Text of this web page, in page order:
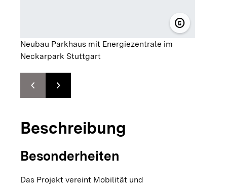
copyright© Christina
Neubau Parkhaus mit Energiezentrale im
Neckarpark Stuttgart
chevron_leftZur vorhergehenden Folie springen
chevron_rightZur nächsten Folie springen
Beschreibung
Besonderheiten
Das Projekt vereint Mobilität und